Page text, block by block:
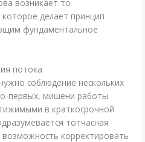
возникает то
делает принцип
фундаментальное
потока
соблюдение нескольких
первых, мишени работы
в краткосрочной
тотчасная
корректировать